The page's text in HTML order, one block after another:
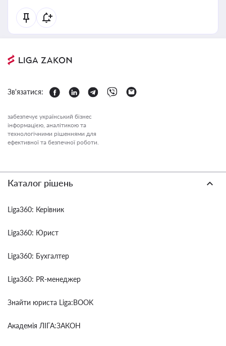
Зв'язатися:
забезпечує український бізнес
інформацією, аналітикою та
технологічними рішеннями для
ефективної та безпечної роботи.
Каталог рішень
Liga360: Керівник
Liga360: Юрист
Liga360: Бухгалтер
Liga360: PR-менеджер
Знайти юриста Liga:BOOK
Академія ЛІГА:ЗАКОН